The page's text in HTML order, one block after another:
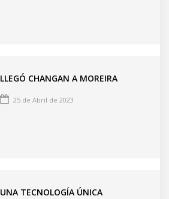
LLEGÓ CHANGAN A MOREIRA
25 de Abril de 2023
UNA TECNOLOGÍA ÚNICA